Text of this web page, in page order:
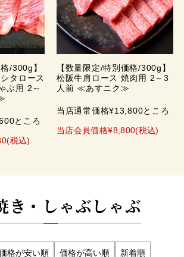
/300g】
タロース
ぶ用 2～
ところ
税込)
【数量限定/特別価格/300g】
松阪牛肩ロース 焼肉用 2～3
人前 ≪あすニク≫
当店通常価格¥13,800ところ
当店会員価格¥8,800(税込)
き・しゃぶしゃぶ
格が安い順 価格が高い順 新着順